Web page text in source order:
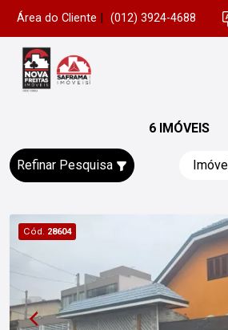
Área do Cliente (012) 3924-4688
6 IMÓVEIS
Refinar Pesquisa
Cód. 28604